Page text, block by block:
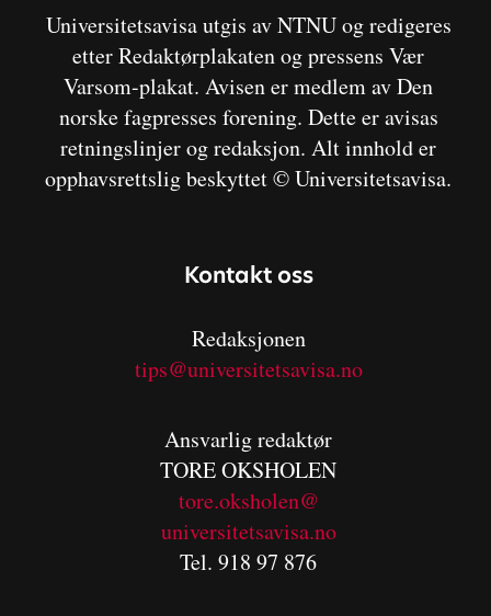
Universitetsavisa utgis av NTNU og redigeres
etter Redaktørplakaten og pressens Vær
Varsom-plakat. Avisen er medlem av Den
norske fagpresses forening. Dette er avisas
retningslinjer og redaksjon. Alt innhold er
opphavsrettslig beskyttet © Universitetsavisa.
Kontakt oss
Redaksjonen
tips@universitetsavisa.no
Ansvarlig redaktør
TORE OKSHOLEN
tore.oksholen@
universitetsavisa.no
Tel. 918 97 876